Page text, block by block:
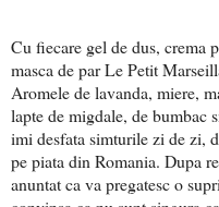
Cu fiecare gel de dus, crema
masca de par Le Petit
Aromele de lavanda, miere,
lapte de migdale, de bumbac
imi desfata simturile zi de zi,
pe piata din Romania. Dupa
anuntat ca va pregatesc o